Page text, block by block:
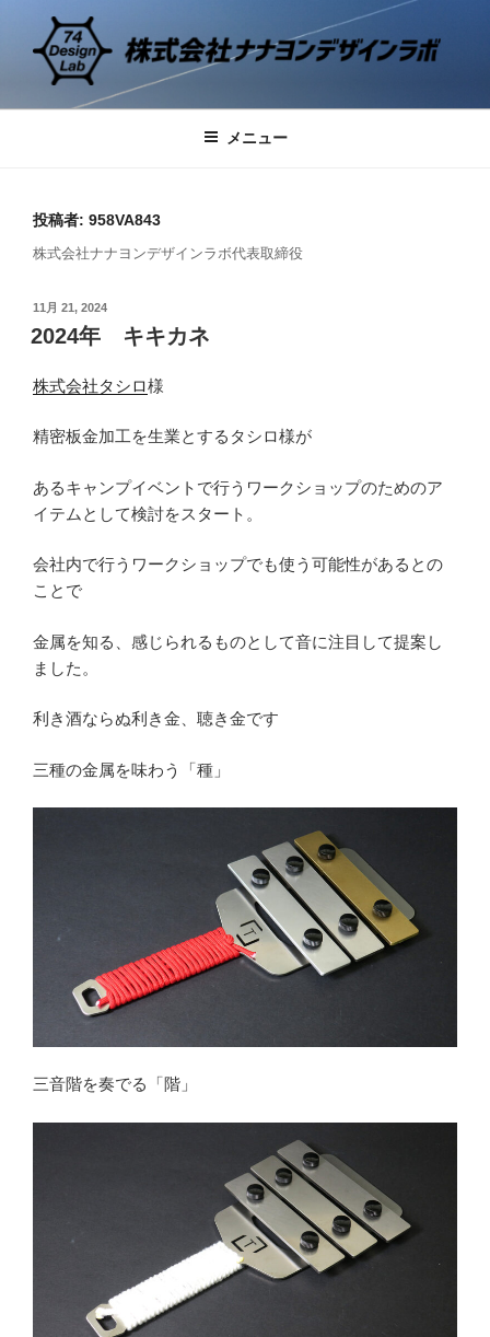
74 DESIGN LAB
デザインの研究と実践
メニュー
投稿者: 958VA843
株式会社ナナヨンデザインラボ代表取締役
投
稿
日:
11月 21, 2024
2024年 キキカネ
株式会社タシロ様
精密板金加工を生業とするタシロ様が
あるキャンプイベントで行うワークショップのためのア
イテムとして検討をスタート。
会社内で行うワークショップでも使う可能性があるとの
ことで
金属を知る、感じられるものとして音に注目して提案し
ました。
利き酒ならぬ利き金、聴き金です
三種の金属を味わう「種」
三音階を奏でる「階」